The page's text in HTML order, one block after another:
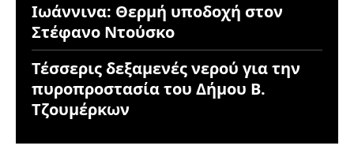
Ιωάννινα: Θερμή υποδοχή στον
Στέφανο Ντούσκο
Τέσσερις δεξαμενές νερού για την
πυροπροστασία του Δήμου Β.
Τζουμέρκων